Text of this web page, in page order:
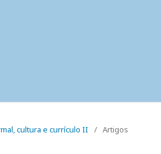
cultura e currículo II / Artigos